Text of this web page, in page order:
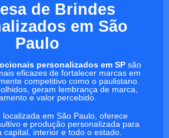
de Brindes
em São
Paulo
personalizados em SP são
eficazes de fortalecer marcas em
competitivo como o paulistano.
geram lembrança de marca,
e valor percebido.
localizada em São Paulo, oferece
e produção personalizada para
capital, interior e todo o estado.